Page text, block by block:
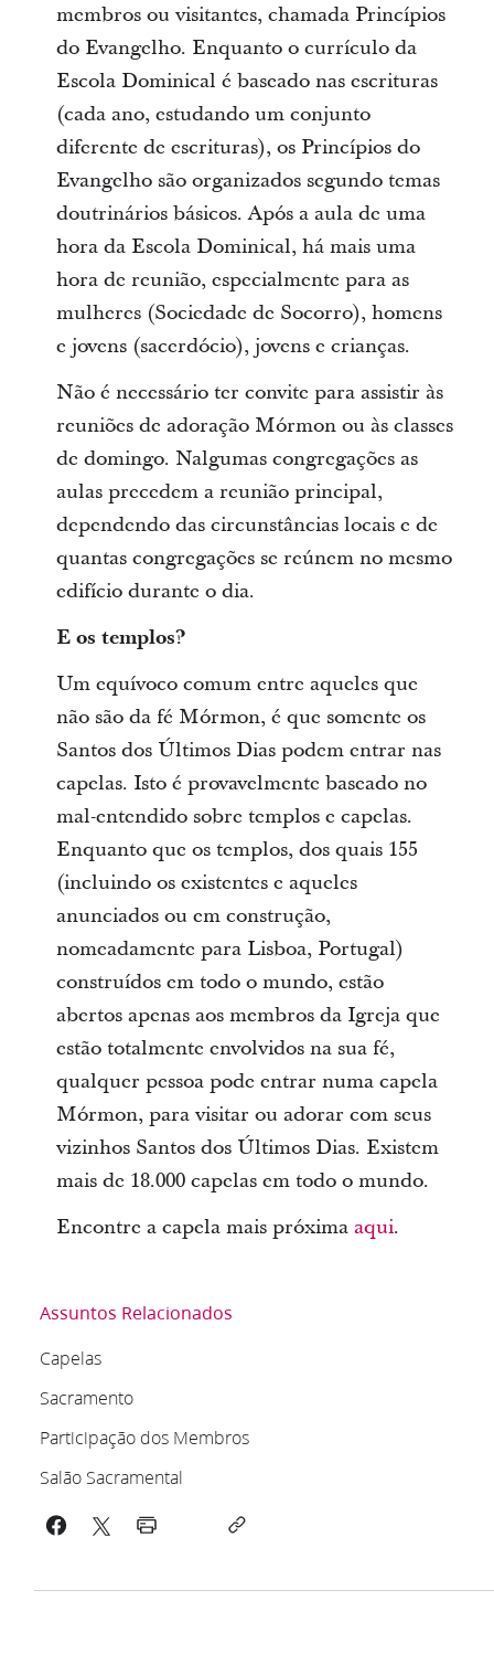
membros ou visitantes, chamada Princípios
do Evangelho. Enquanto o currículo da
Escola Dominical é baseado nas escrituras
(cada ano, estudando um conjunto
diferente de escrituras), os Princípios do
Evangelho são organizados segundo temas
doutrinários básicos. Após a aula de uma
hora da Escola Dominical, há mais uma
hora de reunião, especialmente para as
mulheres (Sociedade de Socorro), homens
e jovens (sacerdócio), jovens e crianças.
Não é necessário ter convite para assistir às
reuniões de adoração Mórmon ou às classes
de domingo. Nalgumas congregações as
aulas precedem a reunião principal,
dependendo das circunstâncias locais e de
quantas congregações se reúnem no mesmo
edifício durante o dia.
E os templos?
Um equívoco comum entre aqueles que
não são da fé Mórmon, é que somente os
Santos dos Últimos Dias podem entrar nas
capelas. Isto é provavelmente baseado no
mal-entendido sobre templos e capelas.
Enquanto que os templos, dos quais 155
(incluindo os existentes e aqueles
anunciados ou em construção,
nomeadamente para Lisboa, Portugal)
construídos em todo o mundo, estão
abertos apenas aos membros da Igreja que
estão totalmente envolvidos na sua fé,
qualquer pessoa pode entrar numa capela
Mórmon, para visitar ou adorar com seus
vizinhos Santos dos Últimos Dias. Existem
mais de 18.000 capelas em todo o mundo.
Encontre a capela mais próxima aqui.
Assuntos Relacionados
Capelas
Sacramento
Participação dos Membros
Salão Sacramental